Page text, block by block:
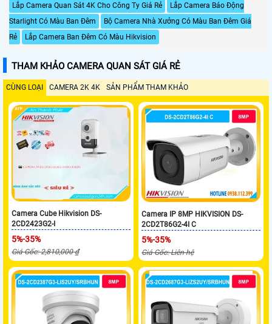
Lắp Camera Quan Sát 4K Cho Công Ty Giá Rẻ
Lắp Camera Báo Động
Starlight Có Màu Ban Đêm
Bộ Camera Nhà Xưởng Có Màu Ban Đêm Giá
Rẻ
Lắp Camera Ban Đêm Có Màu Hikvision
THAM KHẢO CAMERA QUAN SÁT GIÁ RẺ
CÙNG LOẠI CAMERA 2K 4K SẢN PHẨM THAM KHẢO
Camera Cube Hikvision DS-
2CD2423G2-I
5%-35%
Giá Gốc: 2,810,000 ₫
Camera IP 8MP HIKVISION DS-
2CD2T86G2-4I C
5%-35%
Giá Gốc: Liên hệ